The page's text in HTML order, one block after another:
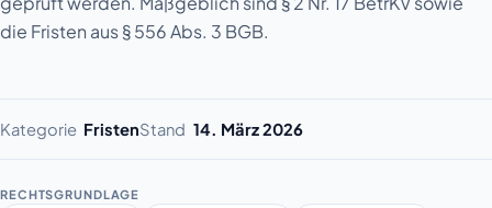
die Fristen aus § 556 Abs. 3 BGB.
Kategorie FristenStand 14. März 2026
RECHTSGRUNDLAGE